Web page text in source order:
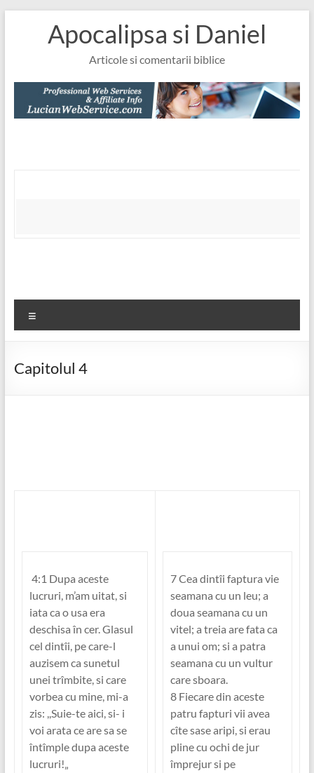
Apocalipsa si Daniel
Articole si comentarii biblice
Capitolul 4
4:1 Dupa aceste
lucruri, m’am uitat, si
iata ca o usa era
deschisa în cer. Glasul
cel dintîi, pe care-l
auzisem ca sunetul
unei trîmbite, si care
vorbea cu mine, mi-a
zis: ,,Suie-te aici, si- i
voi arata ce are sa se
întîmple dupa aceste
lucruri!„
7 Cea dintîi faptura vie
seamana cu un leu; a
doua seamana cu un
vitel; a treia are fata ca
a unui om; si a patra
seamana cu un vultur
care sboara.
8 Fiecare din aceste
patru fapturi vii avea
cîte sase aripi, si erau
pline cu ochi de jur
împrejur si pe